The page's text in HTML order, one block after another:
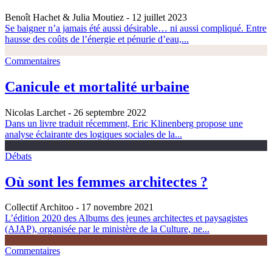
Benoît Hachet & Julia Moutiez - 12 juillet 2023
Se baigner n’a jamais été aussi désirable… ni aussi compliqué. Entre
hausse des coûts de l’énergie et pénurie d’eau,...
Commentaires
Canicule et mortalité urbaine
Nicolas Larchet - 26 septembre 2022
Dans un livre traduit récemment, Eric Klinenberg propose une
analyse éclairante des logiques sociales de la...
Débats
Où sont les femmes architectes ?
Collectif Architoo - 17 novembre 2021
L’édition 2020 des Albums des jeunes architectes et paysagistes
(AJAP), organisée par le ministère de la Culture, ne...
Commentaires